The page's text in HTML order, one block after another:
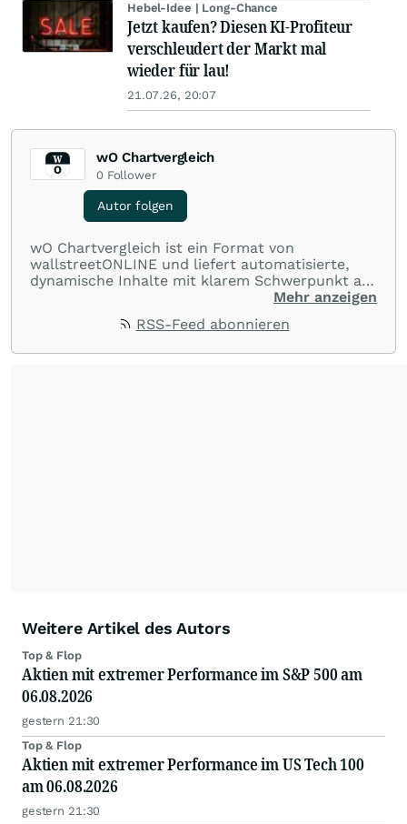
Hebel-Idee | Long-Chance
Jetzt kaufen? Diesen KI-Profiteur
verschleudert der Markt mal
wieder für lau!
21.07.26, 20:07
wO Chartvergleich
0 Follower
Autor folgen
wO Chartvergleich ist ein Format von
wallstreetONLINE und liefert automatisierte,
dynamische Inhalte mit klarem Schwerpunkt auf
Charts und Performance-Vergleiche. Im Fokus
Kursverläufe einer breiten Auswahl an Aktien
Mehr anzeigen
RSS-Feed abonnieren
Weitere Artikel des Autors
Top & Flop
Aktien mit extremer Performance im S&P 500 am
06.08.2026
gestern 21:30
Top & Flop
Aktien mit extremer Performance im US Tech 100
am 06.08.2026
gestern 21:30